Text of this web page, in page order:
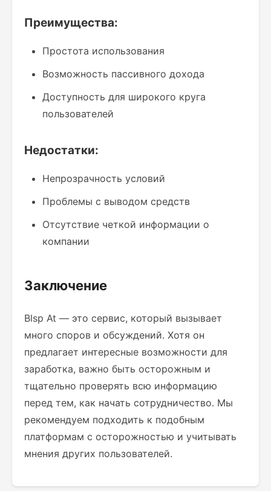
Преимущества:
Простота использования
Возможность пассивного дохода
Доступность для широкого круга
пользователей
Недостатки:
Непрозрачность условий
Проблемы с выводом средств
Отсутствие четкой информации о
компании
Заключение
Blsp At — это сервис, который вызывает
много споров и обсуждений. Хотя он
предлагает интересные возможности для
заработка, важно быть осторожным и
тщательно проверять всю информацию
перед тем, как начать сотрудничество. Мы
рекомендуем подходить к подобным
платформам с осторожностью и учитывать
мнения других пользователей.